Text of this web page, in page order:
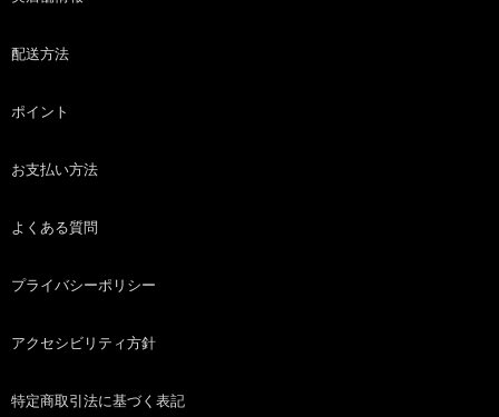
配送方法
ポイント
お支払い方法
よくある質問
プライバシーポリシー
アクセシビリティ方針
特定商取引法に基づく表記